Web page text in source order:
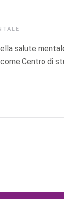
salute
Centro di